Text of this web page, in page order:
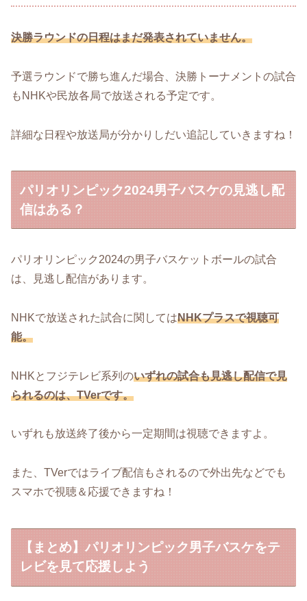
決勝ラウンドの日程はまだ発表されていません。
予選ラウンドで勝ち進んだ場合、決勝トーナメントの試合
もNHKや民放各局で放送される予定です。
詳細な日程や放送局が分かりしだい追記していきますね！
パリオリンピック2024男子バスケの見逃し配
信はある？
パリオリンピック2024の男子バスケットボールの試合
は、見逃し配信があります。
NHKで放送された試合に関してはNHKプラスで視聴可
能。
NHKとフジテレビ系列のいずれの試合も見逃し配信で見
られるのは、TVerです。
いずれも放送終了後から一定期間は視聴できますよ。
また、TVerではライブ配信もされるので外出先などでも
スマホで視聴＆応援できますね！
【まとめ】パリオリンピック男子バスケをテ
レビを見て応援しよう